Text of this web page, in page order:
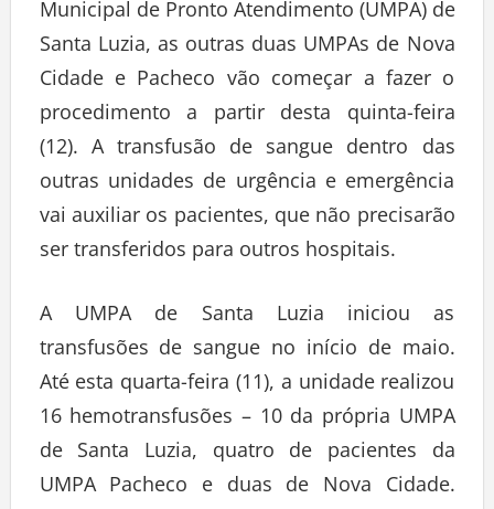
Municipal de Pronto Atendimento (UMPA) de
Santa Luzia, as outras duas UMPAs de Nova
Cidade e Pacheco vão começar a fazer o
procedimento a partir desta quinta-feira
(12). A transfusão de sangue dentro das
outras unidades de urgência e emergência
vai auxiliar os pacientes, que não precisarão
ser transferidos para outros hospitais.
A UMPA de Santa Luzia iniciou as
transfusões de sangue no início de maio.
Até esta quarta-feira (11), a unidade realizou
16 hemotransfusões – 10 da própria UMPA
de Santa Luzia, quatro de pacientes da
UMPA Pacheco e duas de Nova Cidade.